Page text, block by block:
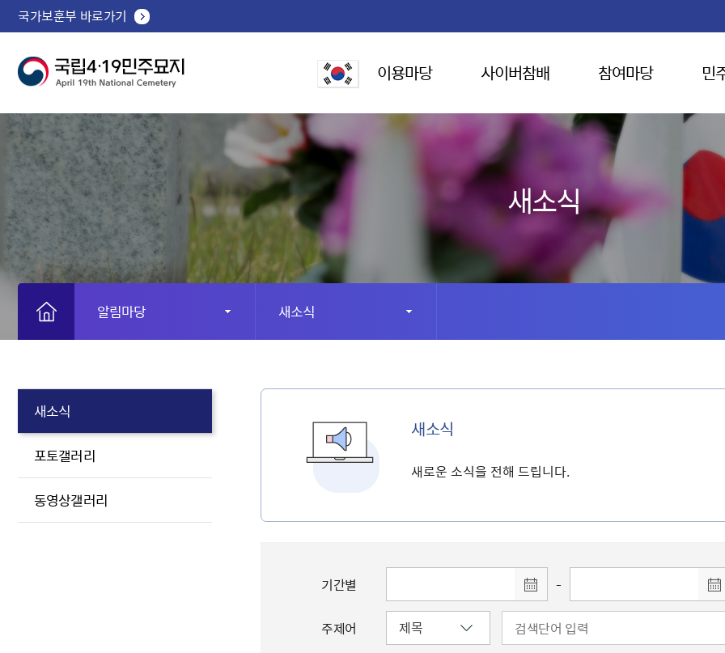
국가보훈부 바로가기
이용마당 사이버참배 참여마당 민
새소식
알림마당 새소식
새소식
포토갤러리
동영상갤러리
새소식
새로운 소식을 전해 드립니다.
기간별 -
주제어